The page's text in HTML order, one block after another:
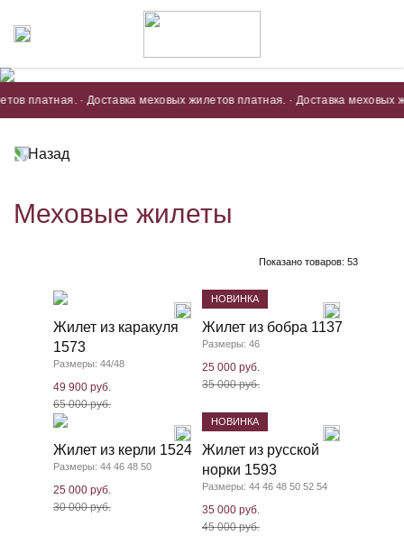
· Доставка меховых жилетов платная. · Доставка меховых
Назад
Меховые жилеты
Показано товаров: 53
Жилет из каракуля
1573
Размеры: 44/48
49 900 руб.
65 000 руб.
НОВИНКА
Жилет из бобра 1137
Размеры: 46
25 000 руб.
35 000 руб.
Жилет из керли 1524
Размеры: 44 46 48 50
25 000 руб.
30 000 руб.
НОВИНКА
Жилет из русской
норки 1593
Размеры: 44 46 48 50 52 54
35 000 руб.
45 000 руб.